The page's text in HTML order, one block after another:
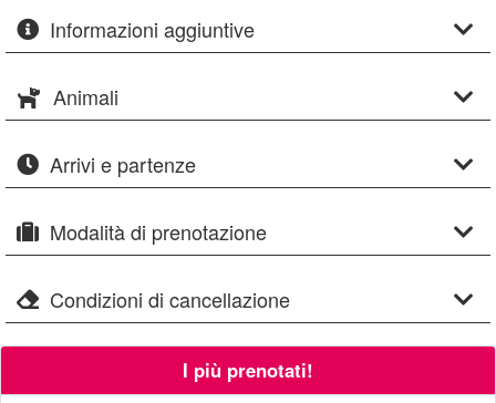
Informazioni aggiuntive
Animali
Arrivi e partenze
Modalità di prenotazione
Condizioni di cancellazione
I più prenotati!